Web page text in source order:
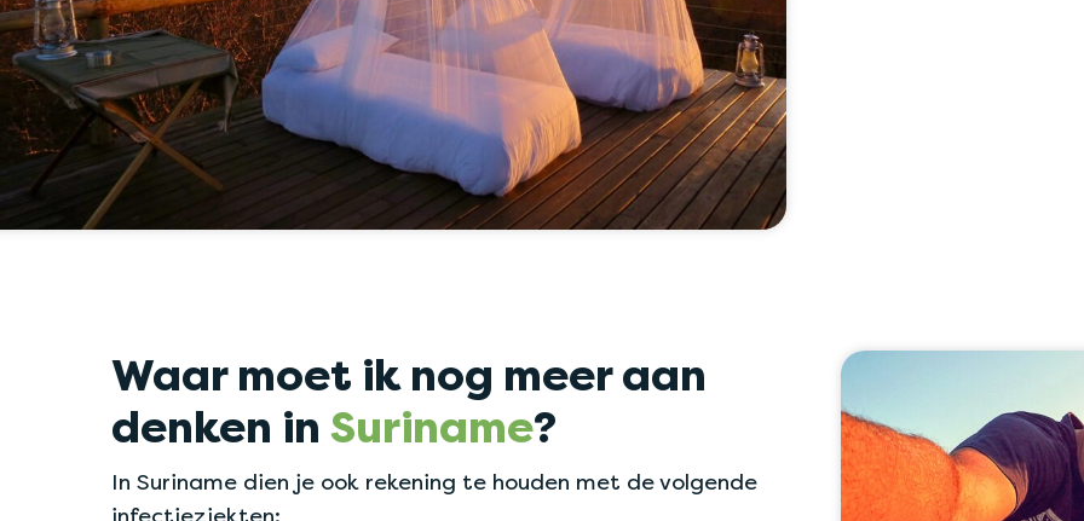
Waar moet ik nog meer aan
denken in Suriname?
In Suriname dien je ook rekening te houden met de volgende